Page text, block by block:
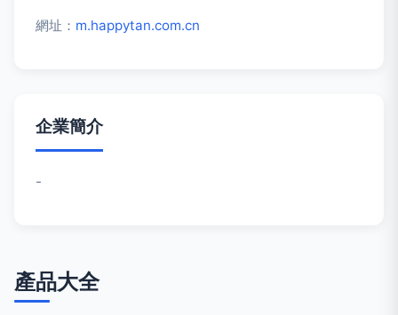
網址： m.happytan.com.cn
企業簡介
-
產品大全